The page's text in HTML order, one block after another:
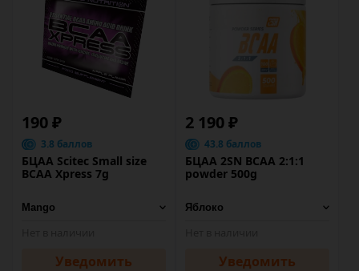
190 ₽
3.8 баллов
БЦАА Scitec Small size
BCAA Xpress 7g
Уведомить
2 190 ₽
43.8 баллов
БЦАА 2SN BCAA 2:1:1
powder 500g
Уведомить